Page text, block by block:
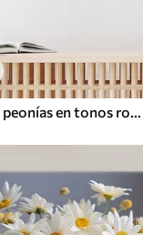
ramo abstracto de peonías en tonos rosados